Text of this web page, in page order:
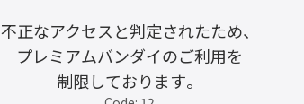
不正なアクセスと判定されたため、
プレミアムバンダイのご利用を
制限しております。